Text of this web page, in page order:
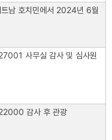
남 호치민에서 2024년 6월
사무실 감사 및 심사원
감사 후 관광